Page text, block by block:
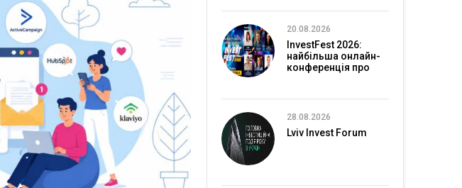
20.08.2026
InvestFest 2026:
найбільша онлайн-
конференція про
28.08.2026
Lviv Invest Forum